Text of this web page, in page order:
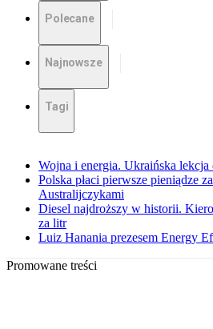
Polecane
Najnowsze
Tagi
Wojna i energia. Ukraińska
Polska płaci pierwsze pieniądze
Australijczykami
Diesel najdroższy w historii.
za litr
Luiz Hanania prezesem Energy
Promowane treści